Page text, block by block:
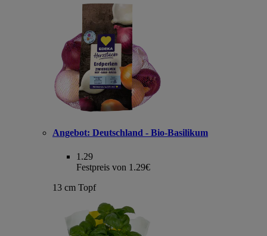
Angebot: Deutschland - Bio-Basilikum
1.29
Festpreis von 1.29€
13 cm Topf